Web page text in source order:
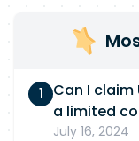
Can I
a limited
July 16, 2024